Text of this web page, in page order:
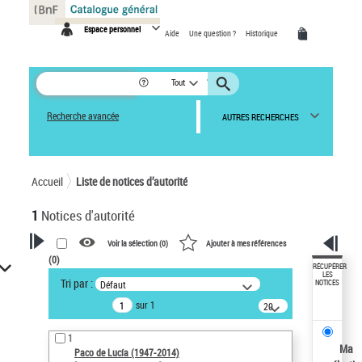
Espace personnel Aide Une question ? Historique
Tout
Recherche avancée AUTRES RECHERCHES
Accueil Liste de notices d’autorité
1 Notices d'autorité
VOTRE RECHERCHE
Recherche avancée dans les
notices d’autorité
Œuvres liées à l'auteur :
Paco de Lucía (1947-2014)
Voir la sélection (0) Ajouter à mes références
(0)
Tri par : Défaut
sur 1
20
résultats/page
1
Paco de Lucía (1947-2014)
RÉCUPÉRER
LES
NOTICES
Ma
Panneau de gestion des cookies